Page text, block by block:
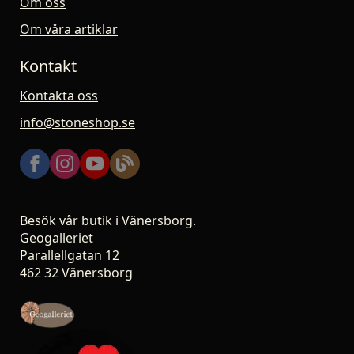
Om våra artiklar
Kontakt
Kontakta oss
info@stoneshop.se
Besök vår butik i Vänersborg.
Geogalleriet
Parallellgatan 12
462 32 Vänersborg